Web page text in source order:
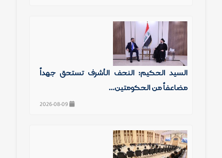
السيد الحكيم: النجف الأشرف تستحق جهداً
مضاعفاً من الحكومتين...
2026-08-09